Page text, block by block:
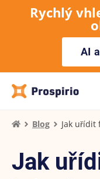
Rychlý
AI
Blog Jak uřídit
Jak